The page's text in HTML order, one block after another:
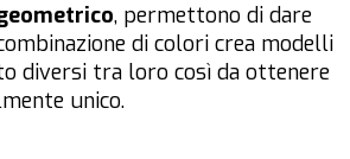
, permettono di dare
di colori crea modelli
diversi tra loro così da ottenere
unico.